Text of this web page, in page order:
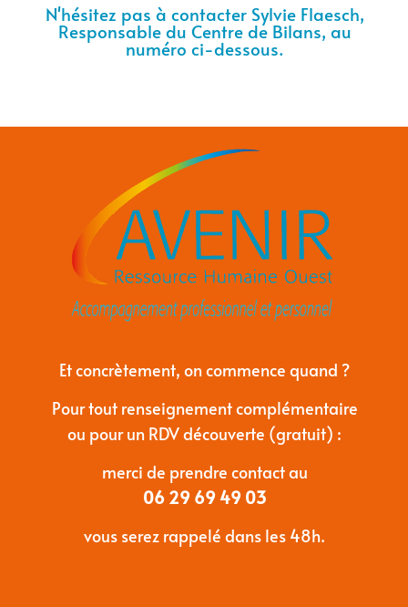
N'hésitez pas à contacter Sylvie Flaesch,
Responsable du Centre de Bilans, au
numéro ci-dessous.
Et concrètement, on commence quand ?
Pour tout renseignement complémentaire
ou pour un RDV découverte (gratuit) :
merci de prendre contact au
06 29 69 49 03
vous serez rappelé dans les 48h.